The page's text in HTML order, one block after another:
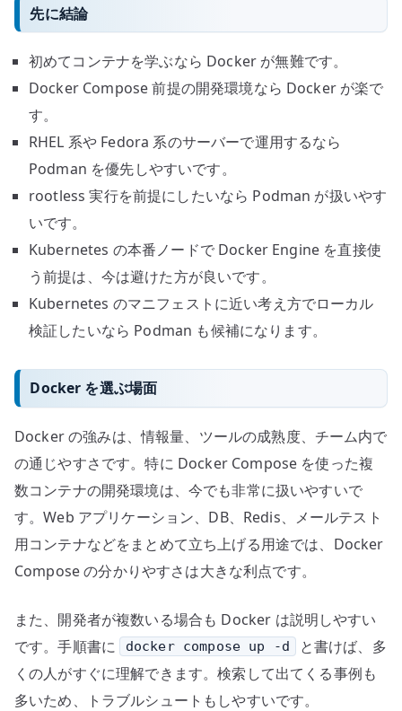
先に結論
初めてコンテナを学ぶなら Docker が無難です。
Docker Compose 前提の開発環境なら Docker が楽で
す。
RHEL 系や Fedora 系のサーバーで運用するなら
Podman を優先しやすいです。
rootless 実行を前提にしたいなら Podman が扱いやす
いです。
Kubernetes の本番ノードで Docker Engine を直接使
う前提は、今は避けた方が良いです。
Kubernetes のマニフェストに近い考え方でローカル
検証したいなら Podman も候補になります。
Docker を選ぶ場面
Docker の強みは、情報量、ツールの成熟度、チーム内で
の通じやすさです。特に Docker Compose を使った複
数コンテナの開発環境は、今でも非常に扱いやすいで
す。Web アプリケーション、DB、Redis、メールテスト
用コンテナなどをまとめて立ち上げる用途では、Docker
Compose の分かりやすさは大きな利点です。
また、開発者が複数いる場合も Docker は説明しやすい
です。手順書に
docker compose up -d
と書けば、多
くの人がすぐに理解できます。検索して出てくる事例も
多いため、トラブルシュートもしやすいです。